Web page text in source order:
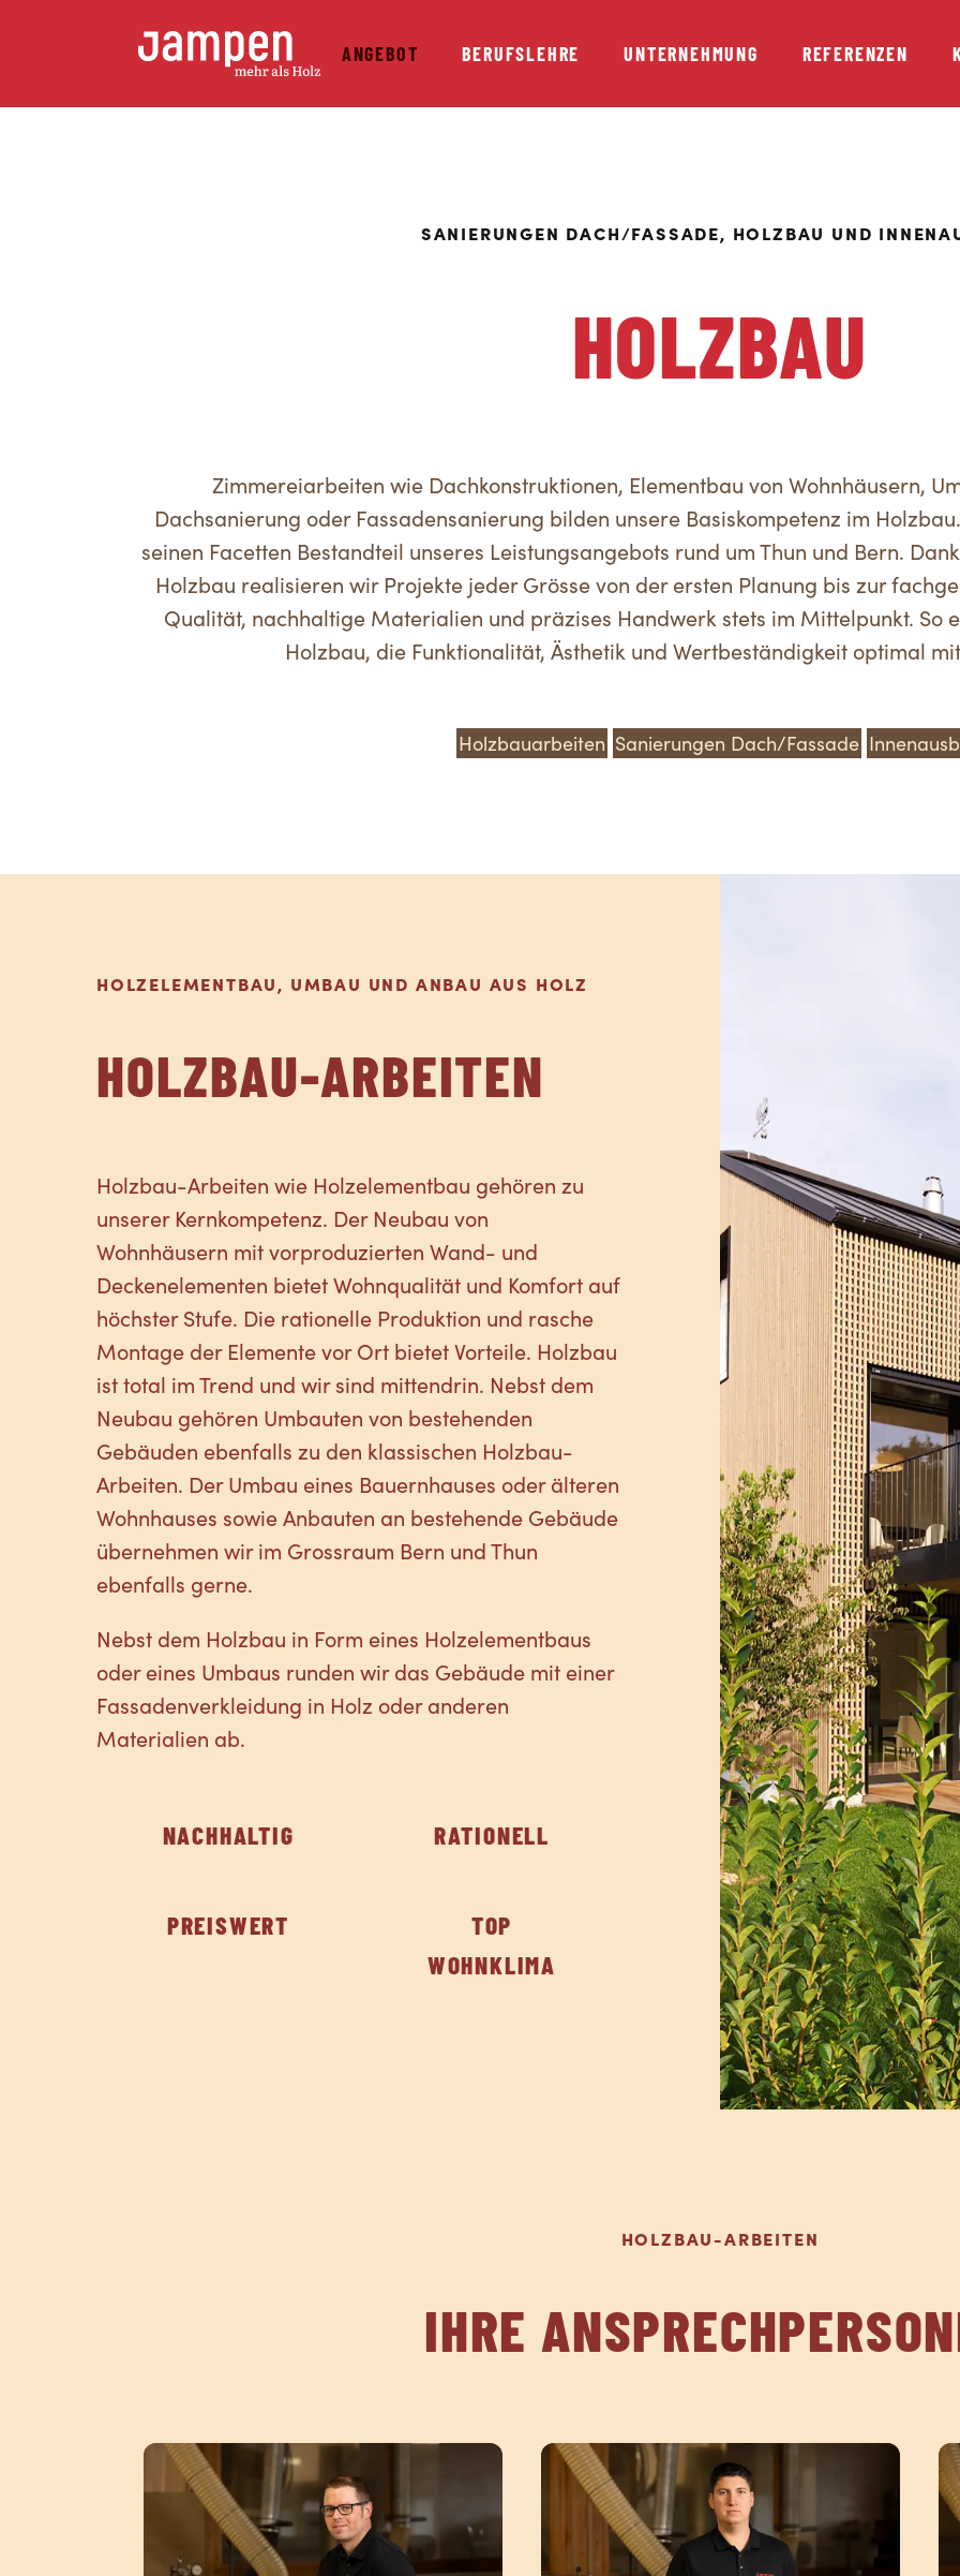
ANGEBOT BERUFSLEHRE UNTERNEHMUNG REFERENZEN
SANIERUNGEN DACH/FASSADE, HOLZBAU UND
HOLZBAU
Zimmereiarbeiten wie Dachkonstruktionen, Elementbau von Wohnhäusern,
Dachsanierung oder Fassadensanierung bilden unsere Basiskompetenz im
seinen Facetten Bestandteil unseres Leistungsangebots rund um Thun und Bern.
Holzbau realisieren wir Projekte jeder Grösse von der ersten Planung bis zur
Qualität, nachhaltige Materialien und präzises Handwerk stets im Mittelpunkt. So
Holzbau, die Funktionalität, Ästhetik und Wertbeständigkeit optimal
Holzbauarbeiten Sanierungen Dach/Fassade
HOLZELEMENTBAU, UMBAU UND ANBAU AUS HOLZ
HOLZBAU-ARBEITEN
Holzbau-Arbeiten wie Holzelementbau gehören zu
unserer Kernkompetenz. Der Neubau von
Wohnhäusern mit vorproduzierten Wand- und
Deckenelementen bietet Wohnqualität und Komfort auf
höchster Stufe. Die rationelle Produktion und rasche
Montage der Elemente vor Ort bietet Vorteile. Holzbau
ist total im Trend und wir sind mittendrin. Nebst dem
Neubau gehören Umbauten von bestehenden
Gebäuden ebenfalls zu den klassischen Holzbau-
Arbeiten. Der Umbau eines Bauernhauses oder älteren
Wohnhauses sowie Anbauten an bestehende Gebäude
übernehmen wir im Grossraum Bern und Thun
ebenfalls gerne.
Nebst dem Holzbau in Form eines Holzelementbaus
oder eines Umbaus runden wir das Gebäude mit einer
Fassadenverkleidung in Holz oder anderen
Materialien ab.
NACHHALTIG RATIONELL
PREISWERT
TOP
WOHNKLIMA
HOLZBAU-ARBEITEN
IHRE